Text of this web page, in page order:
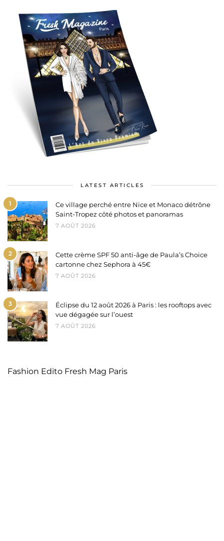
LATEST ARTICLES
1
Ce village perché entre Nice et Monaco détrône
Saint-Tropez côté photos et panoramas
7 AOÛT 2026
2
Cette crème SPF 50 anti-âge de Paula’s Choice
cartonne chez Sephora à 45€
7 AOÛT 2026
3
Éclipse du 12 août 2026 à Paris : les rooftops avec
vue dégagée sur l’ouest
7 AOÛT 2026
Fashion Edito Fresh Mag Paris